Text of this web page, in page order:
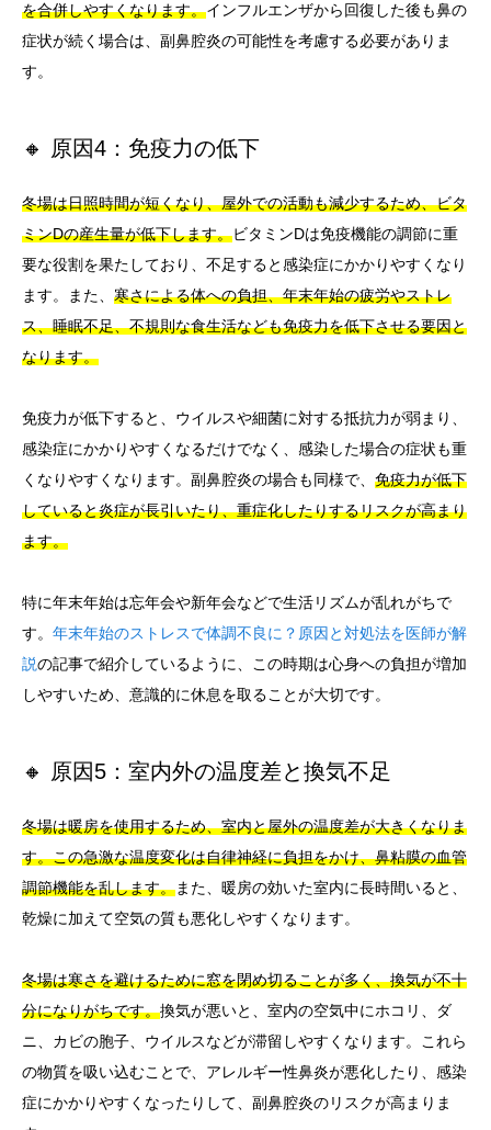
を合併しやすくなります。インフルエンザから回復した後も鼻の
症状が続く場合は、副鼻腔炎の可能性を考慮する必要がありま
す。
🔸 原因4：免疫力の低下
冬場は日照時間が短くなり、屋外での活動も減少するため、ビタ
ミンDの産生量が低下します。ビタミンDは免疫機能の調節に重
要な役割を果たしており、不足すると感染症にかかりやすくなり
ます。また、 寒さによる体への負担、年末年始の疲労やストレ
ス、睡眠不足、不規則な食生活なども免疫力を低下させる要因と
なります。
免疫力が低下すると、ウイルスや細菌に対する抵抗力が弱まり、
感染症にかかりやすくなるだけでなく、感染した場合の症状も重
くなりやすくなります。副鼻腔炎の場合も同様で、 免疫力が低下
していると炎症が長引いたり、重症化したりするリスクが高まり
ます。
特に年末年始は忘年会や新年会などで生活リズムが乱れがちで
す。 年末年始のストレスで体調不良に？原因と対処法を医師が解
説の記事で紹介しているように、この時期は心身への負担が増加
しやすいため、意識的に休息を取ることが大切です。
🔸 原因5：室内外の温度差と換気不足
冬場は暖房を使用するため、室内と屋外の温度差が大きくなりま
す。この急激な温度変化は自律神経に負担をかけ、鼻粘膜の血管
調節機能を乱します。また、暖房の効いた室内に長時間いると、
乾燥に加えて空気の質も悪化しやすくなります。
冬場は寒さを避けるために窓を閉め切ることが多く、換気が不十
分になりがちです。換気が悪いと、室内の空気中にホコリ、ダ
ニ、カビの胞子、ウイルスなどが滞留しやすくなります。これら
の物質を吸い込むことで、アレルギー性鼻炎が悪化したり、感染
症にかかりやすくなったりして、副鼻腔炎のリスクが高まりま